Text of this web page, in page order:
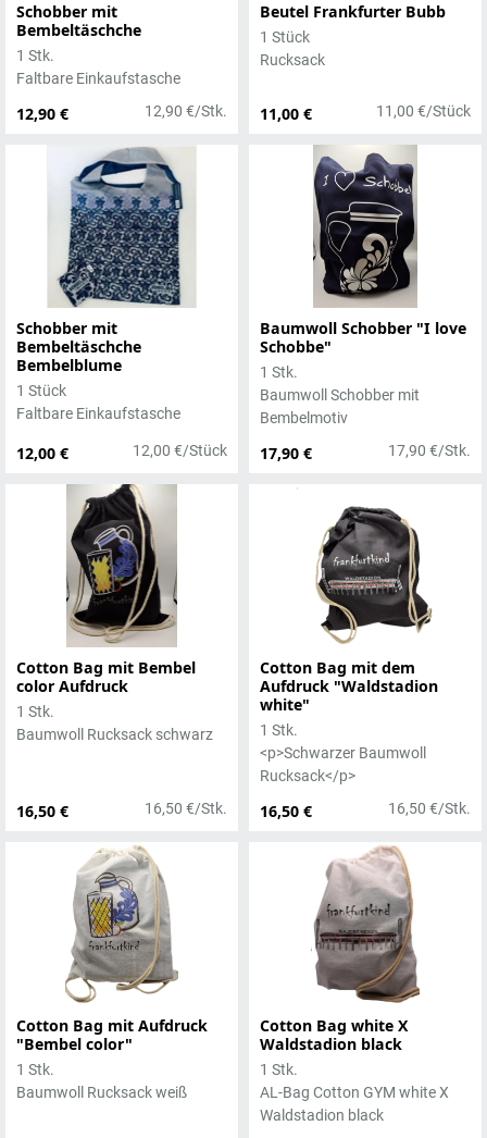
Schobber mit
Bembeltäschche
12,90 € 12,90 €/Stk.
1 Stk.
Faltbare Einkaufstasche
Beutel Frankfurter Bubb
11,00 € 11,00 €/Stück
1 Stück
Rucksack
Schobber mit
Bembeltäschche
Bembelblume
12,00 € 12,00 €/Stück
1 Stück
Faltbare Einkaufstasche
Baumwoll Schobber "I love
Schobbe"
17,90 € 17,90 €/Stk.
1 Stk.
Baumwoll Schobber mit
Bembelmotiv
Cotton Bag mit Bembel
color Aufdruck
16,50 € 16,50 €/Stk.
1 Stk.
Baumwoll Rucksack schwarz
Cotton Bag mit dem
Aufdruck "Waldstadion
white"
16,50 € 16,50 €/Stk.
1 Stk.
<p>Schwarzer Baumwoll
Rucksack</p>
Cotton Bag mit Aufdruck
"Bembel color"
1 Stk.
Baumwoll Rucksack weiß
Cotton Bag white X
Waldstadion black
1 Stk.
AL-Bag Cotton GYM white X
Waldstadion black